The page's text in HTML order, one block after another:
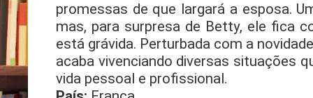
promessas de que largará a esposa.
mas, para surpresa de Betty, ele fica
está grávida. Perturbada com a
acaba vivenciando diversas situações
vida pessoal e profissional.